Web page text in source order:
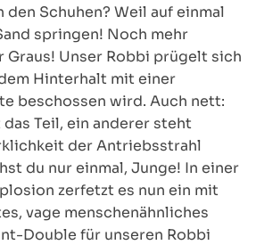
den Schuhen? Weil auf einmal
springen! Noch mehr
Graus! Unser Robbi prügelt sich
Hinterhalt mit einer
beschossen wird. Auch nett:
Teil, ein anderer steht
der Antriebsstrahl
du nur einmal, Junge! In einer
zerfetzt es nun ein mit
vage menschenähnliches
Double für unseren Robbi